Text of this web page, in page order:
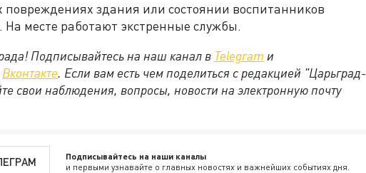
здания или состоянии воспитанников
На месте работают экстренные службы.
Подписывайтесь на наш канал в Telegram и
Вконтакте. Если вам есть чем поделиться с редакцией "Царьград-
свои наблюдения, вопросы, новости на электронную почту
Подписывайтесь на наши каналы
и первыми узнавайте о главных новостях и важнейших событиях дня.